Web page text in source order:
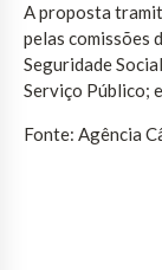
A proposta
pelas comissões
Seguridade
Serviço Público;
Fonte: Agência